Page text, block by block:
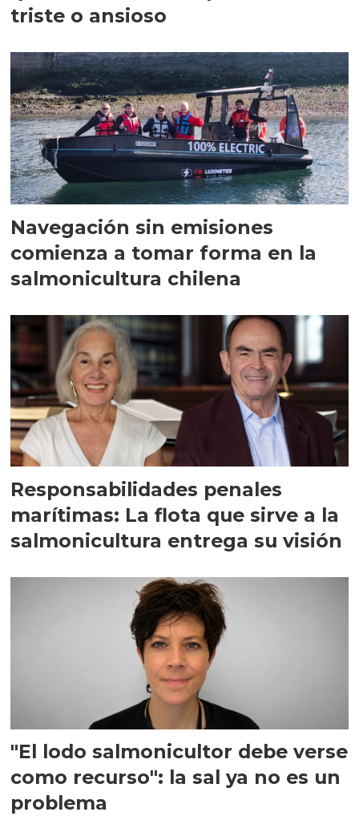
triste o ansioso
Navegación sin emisiones
comienza a tomar forma en la
salmonicultura chilena
Responsabilidades penales
marítimas: La flota que sirve a la
salmonicultura entrega su visión
"El lodo salmonicultor debe verse
como recurso": la sal ya no es un
problema